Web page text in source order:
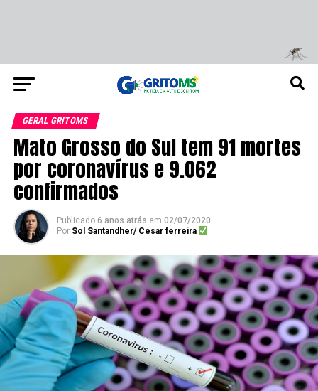
GERAL GRITOMS
Mato Grosso do Sul tem 91 mortes
por coronavírus e 9.062
confirmados
Publicado 6 anos atrás em 02/07/2020
Por Sol Santandher/ Cesar ferreira